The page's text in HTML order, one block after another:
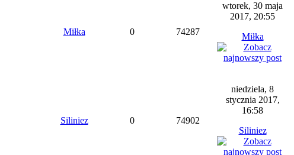
Miłka 0 74287
wtorek, 30 maja
2017, 20:55
Miłka
Siliniez 0 74902
niedziela, 8
stycznia 2017,
16:58
Siliniez